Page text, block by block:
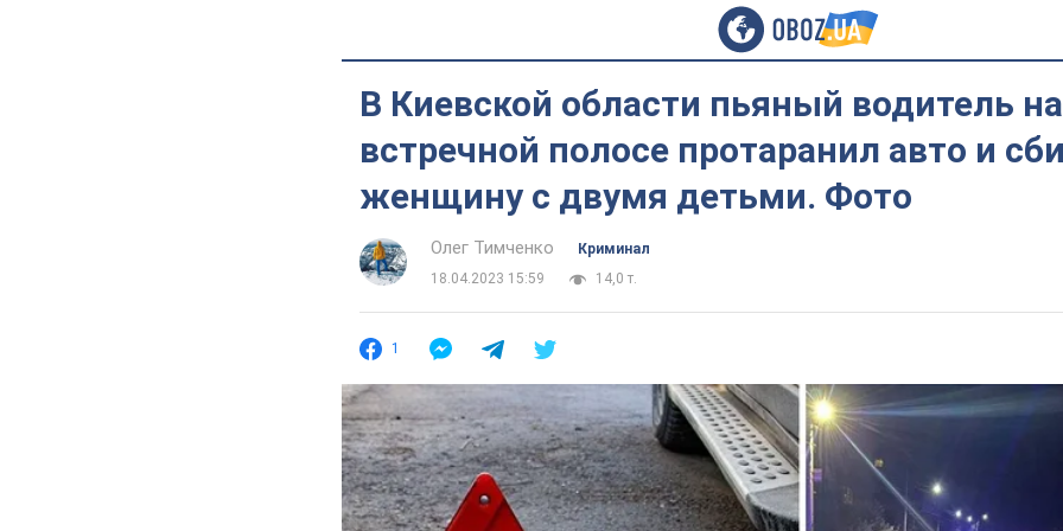
В Киевской области пьяный водитель на
встречной полосе протаранил авто и
женщину с двумя детьми. Фото
Олег Тимченко
Криминал
18.04.2023 15:59
14,0 т.
1